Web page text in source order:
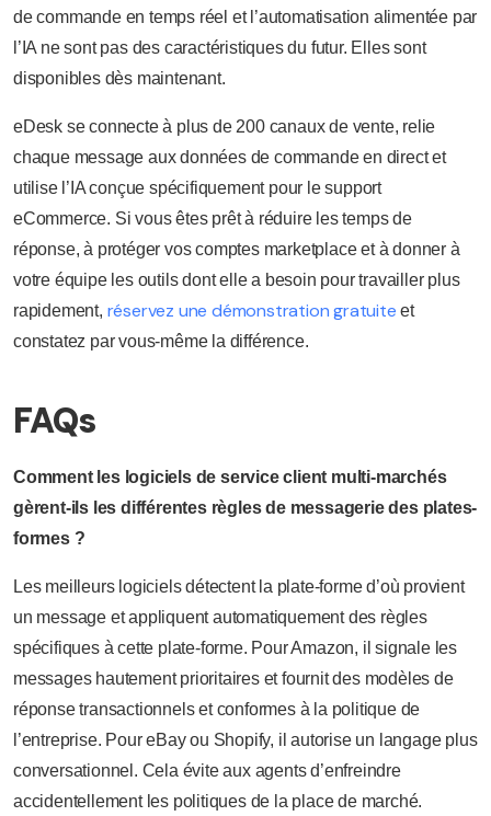
de commande en temps réel et l’automatisation alimentée par
l’IA ne sont pas des caractéristiques du futur. Elles sont
disponibles dès maintenant.
eDesk se connecte à plus de 200 canaux de vente, relie
chaque message aux données de commande en direct et
utilise l’IA conçue spécifiquement pour le support
eCommerce. Si vous êtes prêt à réduire les temps de
réponse, à protéger vos comptes marketplace et à donner à
votre équipe les outils dont elle a besoin pour travailler plus
rapidement, réservez une démonstration gratuite et
constatez par vous-même la différence.
FAQs
Comment les logiciels de service client multi-marchés
gèrent-ils les différentes règles de messagerie des plates-
formes ?
Les meilleurs logiciels détectent la plate-forme d’où provient
un message et appliquent automatiquement des règles
spécifiques à cette plate-forme. Pour Amazon, il signale les
messages hautement prioritaires et fournit des modèles de
réponse transactionnels et conformes à la politique de
l’entreprise. Pour eBay ou Shopify, il autorise un langage plus
conversationnel. Cela évite aux agents d’enfreindre
accidentellement les politiques de la place de marché.